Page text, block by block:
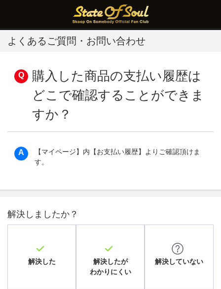
よくあるご質問・お問い合わせ
購入した商品の支払い履歴は
どこで確認することができま
すか？
【マイページ】内【お支払い履歴】よりご確認頂けま
す。
解決しましたか？
解決した
解決したが
わかりにくい
解決していない